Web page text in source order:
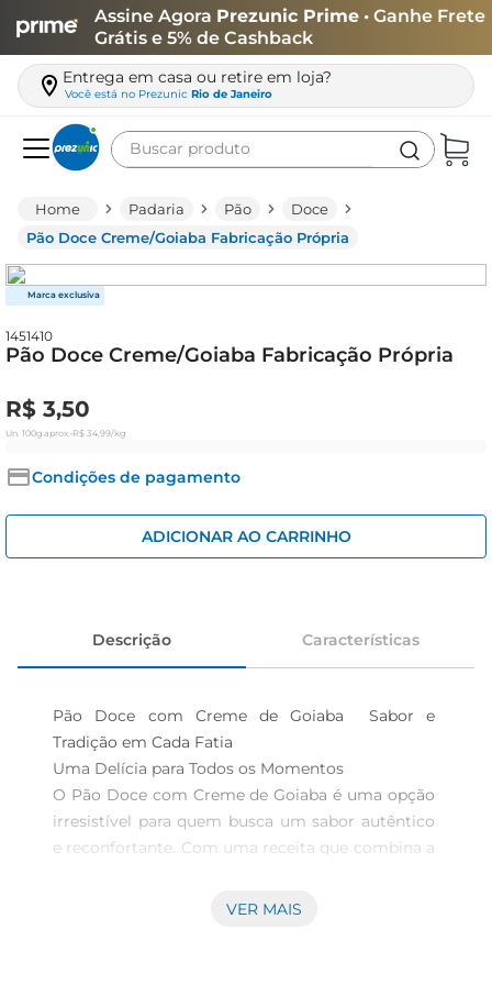
Assine Agora Prezunic Prime • Ganhe Frete
Grátis e 5% de Cashback
Entrega em casa ou retire em loja?
Você está no Prezunic Rio de Janeiro
Buscar produto
Padaria Pão
Doce
Pão Doce Creme/Goiaba Fabricação Própria
1451410
Pão Doce Creme/Goiaba Fabricação Própria
R$ 3,50
Un. 100g aprox. •R$ 34,99/kg
Condições de pagamento
ADICIONAR AO CARRINHO
Descrição Características
Pão Doce com Creme de Goiaba  Sabor e
Tradição em Cada Fatia
Uma Delícia para Todos os Momentos
O Pão Doce com Creme de Goiaba é uma opção
irresistível para quem busca um sabor autêntico
e reconfortante. Com uma receita que combina a
goiabada, este produto é perfeito para
VER MAIS
leite
café
queijo
biscoito
iogurte
papel higiênico